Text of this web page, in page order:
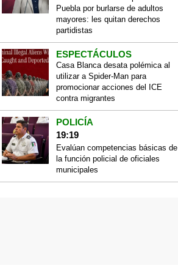
Puebla por burlarse de adultos
mayores: les quitan derechos
partidistas
ESPECTÁCULOS
Casa Blanca desata polémica al
utilizar a Spider-Man para
promocionar acciones del ICE
contra migrantes
POLICÍA
19:19
Evalúan competencias básicas de
la función policial de oficiales
municipales